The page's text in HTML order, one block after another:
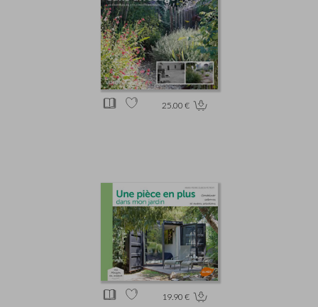
25.00 €
19.90 €